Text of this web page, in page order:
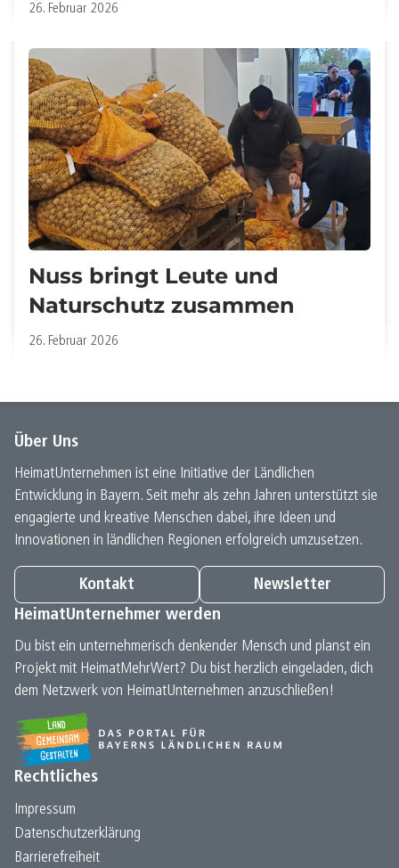
26. Februar 2026
Nuss bringt Leute und
Naturschutz zusammen
26. Februar 2026
Über Uns
HeimatUnternehmen ist eine Initiative der Ländlichen
Entwicklung in Bayern. Seit mehr als zehn Jahren unterstützt sie
engagierte und kreative Menschen dabei, ihre Ideen und
Innovationen in ländlichen Regionen erfolgreich umzusetzen.
Kontakt
Newsletter
HeimatUnternehmer werden
Du bist ein unternehmerisch denkender Mensch und planst ein
Projekt mit HeimatMehrWert? Du bist herzlich eingeladen, dich
dem Netzwerk von HeimatUnternehmen anzuschließen!
Rechtliches
Impressum
Datenschutz­erklärung
Barrierefreiheit